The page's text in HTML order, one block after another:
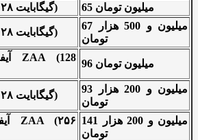
آیفون ۱۳ نسخه CH (۱۲۸ گیگابایت)
65 میلیون تومان
آیفون ۱۴ نسخه CH (۱۲۸ گیگابایت)
67 میلیون و 500 هزار
تومان
96 میلیون تومان
آیفون ۱۶ نسخه CH (۱۲۸ گیگابایت)
93 میلیون و 200 هزار
تومان
141 میلیون و 200 هزار
تومان